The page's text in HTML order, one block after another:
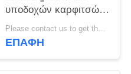
υποδοχών καρφιτσών
ΕΜΒΥΘΙΣΗΣ RJ45 12
χρώματος
Please contact us to get the latest price. MOQ:Διαπραγμάτευση
ΕΠΑΦΉ